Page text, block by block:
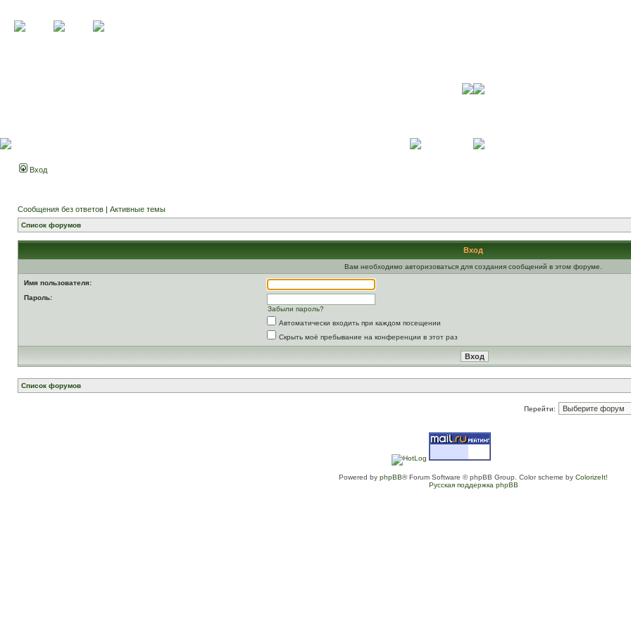
Вход
Сообщения без ответов | Активные темы
Список форумов
Вход
Вам необходимо авторизоваться для создания сообщений в этом форуме.
Имя пользователя:
Пароль:
Забыли пароль?
Автоматически входить при каждом посещении
Скрыть моё пребывание на конференции в этот раз
Список форумов
Перейти:
Powered by phpBB® Forum Software © phpBB Group. Color scheme by ColorizeIt!
Русская поддержка phpBB